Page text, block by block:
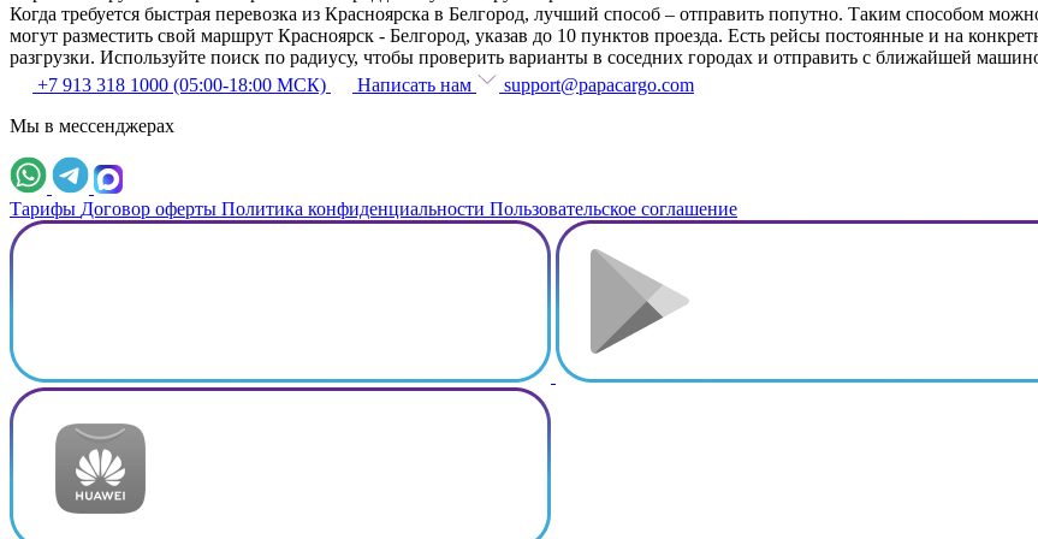
Когда требуется быстрая перевозка из Красноярска в Белгород, лучший способ – отправить попутно. Таким способом
могут разместить свой маршрут Красноярск - Белгород, указав до 10 пунктов проезда. Есть рейсы постоянные и на
разгрузки. Используйте поиск по радиусу, чтобы проверить варианты в соседних городах и отправить с ближайшей
+7 913 318 1000 (05:00-18:00 МСК)
Написать нам
support@papacargo.com
Мы в мессенджерах
Тарифы Договор оферты Политика конфиденциальности Пользовательское соглашение